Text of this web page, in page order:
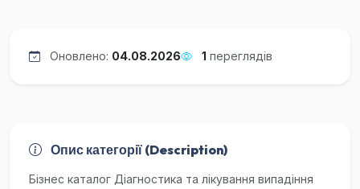
Оновлено: 04.08.2026 1 переглядів
Опис категорії (Description)
Бізнес каталог Діагностика та лікування випадіння